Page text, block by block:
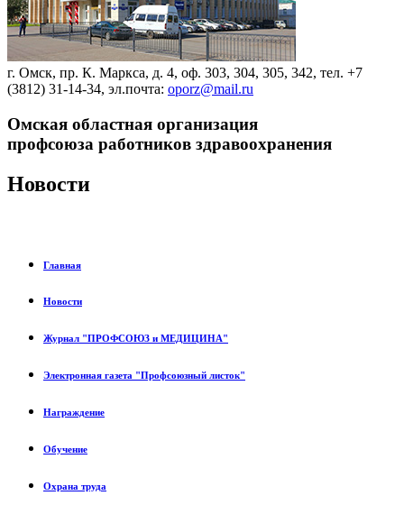
г. Омск, пр. К. Маркса, д. 4, оф. 303, 304, 305, 342, тел. +7
(3812) 31-14-34, эл.почта: oporz@mail.ru
Омская областная организация
профсоюза работников здравоохранения
Новости
Главная
Новости
Журнал "ПРОФСОЮЗ и МЕДИЦИНА"
Электронная газета "Профсоюзный листок"
Награждение
Обучение
Охрана труда